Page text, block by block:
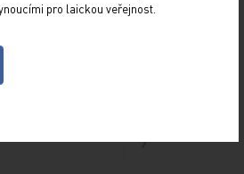
pro laickou veřejnost.